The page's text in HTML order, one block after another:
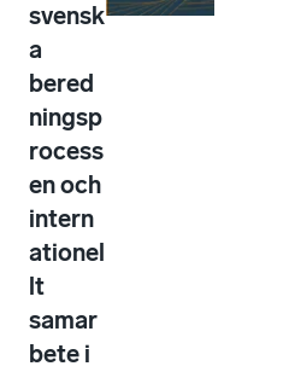
svensk
a
bered
ningsp
rocess
en och
intern
ationel
lt
samar
bete i